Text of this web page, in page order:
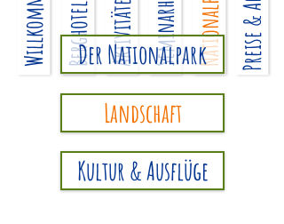
Willkommen Berghotel AktivitätenSeminarhausNationalpark
Der Nationalpark
Landschaft
Kultur & Ausflüge